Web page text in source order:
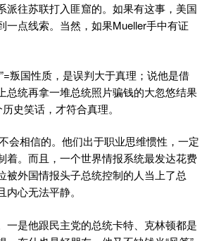
派往苏联打入匪窟的。如果有这事，美国
一点线索。当然，如果Mueller手中有证
叛国性质，是误判大于真理；说他是借
总统再拿一堆总统照片骗钱的大忽悠结果
史笑话，才符合真理。
会相信的。他们出于职业思维惯性，一定
着。而且，一个世界情报系统最发达花费
被外国情报头子总统控制的人当上了总
心无法平静。
一是他跟民主党的总统卡特、克林顿都是